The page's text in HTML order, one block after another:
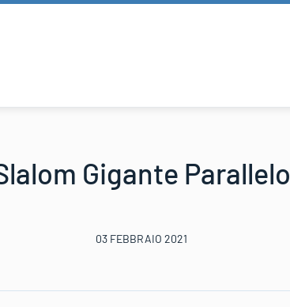
Gigante Parallelo
03 FEBBRAIO 2021